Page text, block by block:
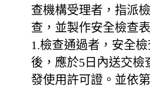
查機構受理者，指派
查，並製作安全檢查
1.檢查通過者，安全
後，應於5日內送交檢
發使用許可證。並依